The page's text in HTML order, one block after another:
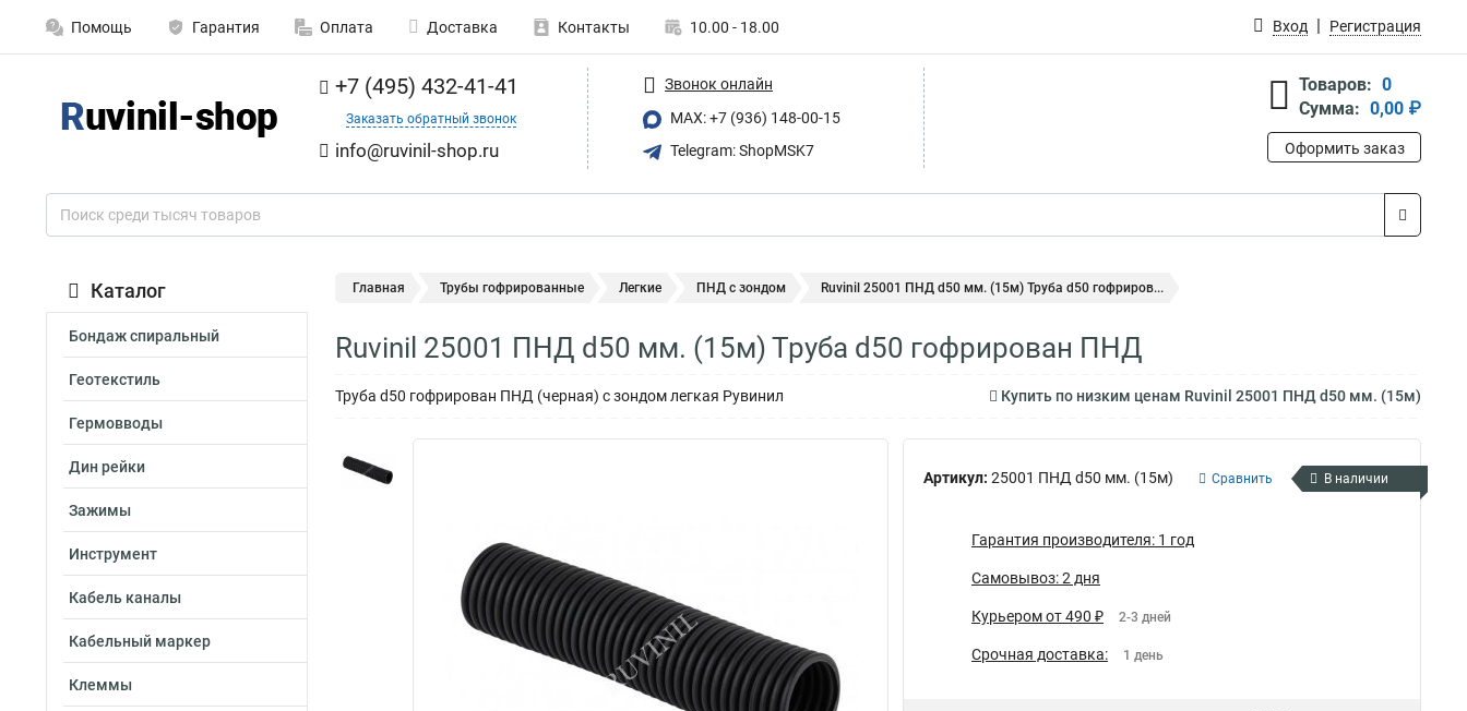
Помощь Гарантия Оплата Доставка Контакты 10.00 - 18.00 Вход Регистрация
+7 (495) 432-41-41
Заказать обратный звонок
info@ruvinil-shop.ru
Звонок онлайн
MAX: +7 (936) 148-00-15
Telegram: ShopMSK7
Товаров: 0
Сумма: 0,00 ₽
Оформить заказ
Каталог
Бондаж спиральный
Геотекстиль
Гермовводы
Дин рейки
Зажимы
Инструмент
Кабель каналы
Кабельный маркер
Клеммы
Главная Трубы гофрированные Легкие ПНД с зондом Ruvinil 25001 ПНД d50 мм. (15м) Труба d50 гофриров...
Ruvinil 25001 ПНД d50 мм. (15м) Труба d50 гофрирован ПНД
Труба d50 гофрирован ПНД (черная) с зондом легкая Рувинил Купить по низким ценам Ruvinil 25001 ПНД d50 мм. (15м)
Артикул: 25001 ПНД d50 мм. (15м) Сравнить В наличии
Гарантия производителя: 1 год
Самовывоз: 2 дня
Курьером от 490 ₽ 2-3 дней
Срочная доставка: 1 день